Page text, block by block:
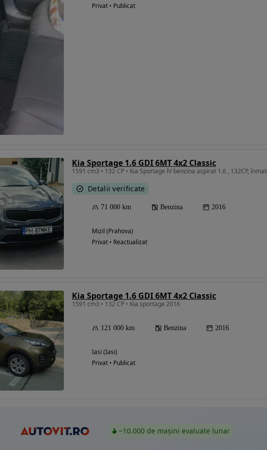
Privat • Publicat
Kia Sportage 1.6 GDI 6MT 4x2 Classic
1591 cm3 • 132 CP • Kia Sportage lV benzina aspirat 1.6 , 132CP,
Detalii verificate
71 000 km Benzina 2016
Mizil (Prahova)
Privat • Reactualizat
Kia Sportage 1.6 GDI 6MT 4x2 Classic
1591 cm3 • 132 CP • Kia sportage 2016
121 000 km Benzina 2016
Iasi (Iasi)
Privat • Publicat
~10.000 de mașini evaluate lunar